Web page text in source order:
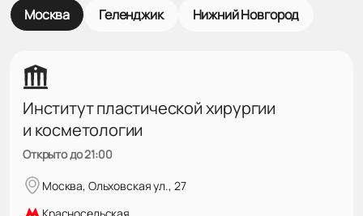
Москва Геленджик Нижний Новгород
Институт пластической хирургии
и косметологии
Открыто до 21:00
Москва, Ольховская ул., 27